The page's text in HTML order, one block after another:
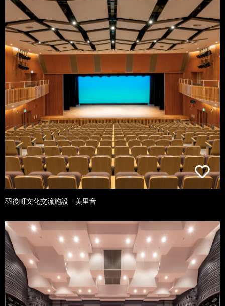
羽後町文化交流施設 美里音